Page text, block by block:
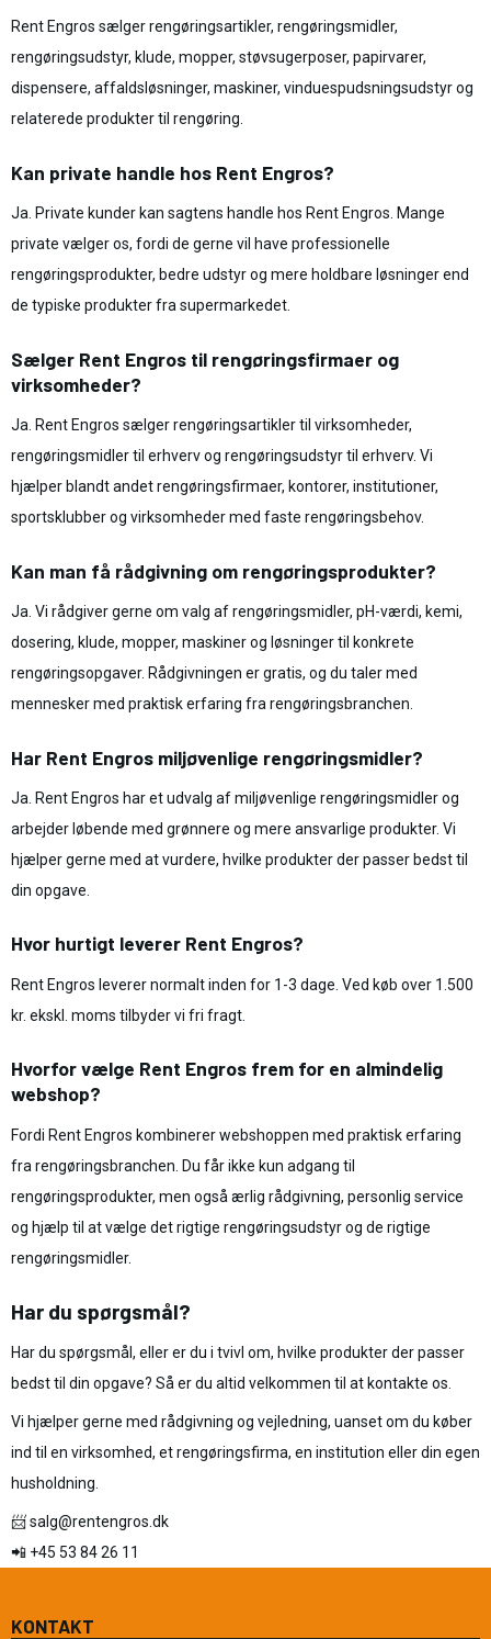
Rent Engros sælger rengøringsartikler, rengøringsmidler,
rengøringsudstyr, klude, mopper, støvsugerposer, papirvarer,
dispensere, affaldsløsninger, maskiner, vinduespudsningsudstyr og
relaterede produkter til rengøring.
Kan private handle hos Rent Engros?
Ja. Private kunder kan sagtens handle hos Rent Engros. Mange
private vælger os, fordi de gerne vil have professionelle
rengøringsprodukter, bedre udstyr og mere holdbare løsninger end
de typiske produkter fra supermarkedet.
Sælger Rent Engros til rengøringsfirmaer og
virksomheder?
Ja. Rent Engros sælger rengøringsartikler til virksomheder,
rengøringsmidler til erhverv og rengøringsudstyr til erhverv. Vi
hjælper blandt andet rengøringsfirmaer, kontorer, institutioner,
sportsklubber og virksomheder med faste rengøringsbehov.
Kan man få rådgivning om rengøringsprodukter?
Ja. Vi rådgiver gerne om valg af rengøringsmidler, pH-værdi, kemi,
dosering, klude, mopper, maskiner og løsninger til konkrete
rengøringsopgaver. Rådgivningen er gratis, og du taler med
mennesker med praktisk erfaring fra rengøringsbranchen.
Har Rent Engros miljøvenlige rengøringsmidler?
Ja. Rent Engros har et udvalg af miljøvenlige rengøringsmidler og
arbejder løbende med grønnere og mere ansvarlige produkter. Vi
hjælper gerne med at vurdere, hvilke produkter der passer bedst til
din opgave.
Hvor hurtigt leverer Rent Engros?
Rent Engros leverer normalt inden for 1-3 dage. Ved køb over 1.500
kr. ekskl. moms tilbyder vi fri fragt.
Hvorfor vælge Rent Engros frem for en almindelig
webshop?
Fordi Rent Engros kombinerer webshoppen med praktisk erfaring
fra rengøringsbranchen. Du får ikke kun adgang til
rengøringsprodukter, men også ærlig rådgivning, personlig service
og hjælp til at vælge det rigtige rengøringsudstyr og de rigtige
rengøringsmidler.
Har du spørgsmål?
Har du spørgsmål, eller er du i tvivl om, hvilke produkter der passer
bedst til din opgave? Så er du altid velkommen til at kontakte os.
Vi hjælper gerne med rådgivning og vejledning, uanset om du køber
ind til en virksomhed, et rengøringsfirma, en institution eller din egen
husholdning.
📨salg@rentengros.dk
📲 +45 53 84 26 11
KONTAKT